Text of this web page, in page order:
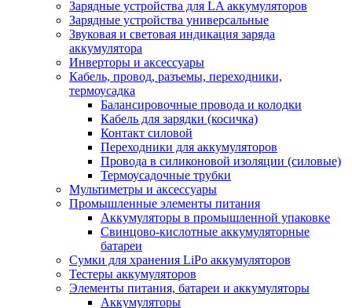
Зарядные устройства для LA аккумуляторов
Зарядные устройства универсальные
Звуковая и световая индикация заряда
аккумулятора
Инверторы и аксессуары
Кабель, провод, разъемы, переходники,
термоусадка
Балансировочные провода и колодки
Кабель для зарядки (косичка)
Контакт силовой
Переходники для аккумуляторов
Провода в силиконовой изоляции (силовые)
Термоусадочные трубки
Мультиметры и аксессуары
Промышленные элементы питания
Аккумуляторы в промышленной упаковке
Свинцово-кислотные аккумуляторные
батареи
Сумки для хранения LiPo аккумуляторов
Тестеры аккумуляторов
Элементы питания, батареи и аккумуляторы
Аккумуляторы